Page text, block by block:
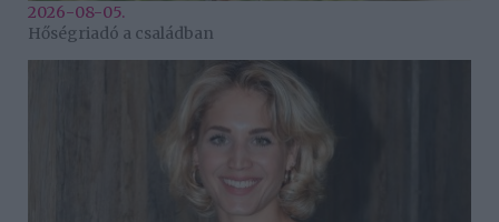
2026-08-05.
Hőségriadó a családban